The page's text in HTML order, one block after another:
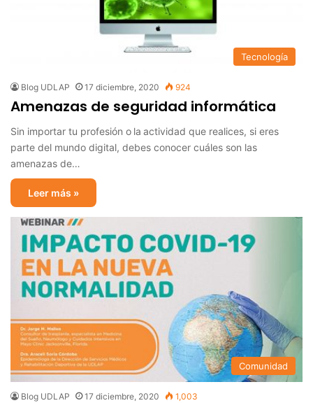
Tecnología
Blog UDLAP 17 diciembre, 2020 924
Amenazas de seguridad informática
Sin importar tu profesión o la actividad que realices, si eres
parte del mundo digital, debes conocer cuáles son las
amenazas de…
Leer más »
Comunidad
Blog UDLAP 17 diciembre, 2020 1,003